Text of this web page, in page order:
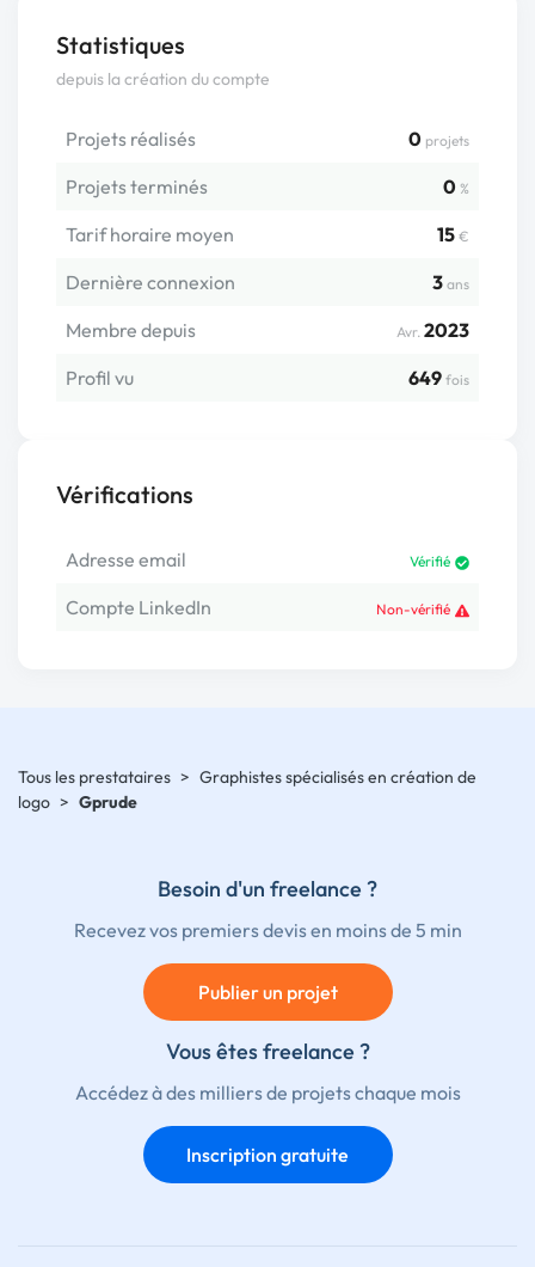
Statistiques
depuis la création du compte
Projets réalisés 0 projets
Projets terminés 0 %
Tarif horaire moyen 15 €
Dernière connexion 3 ans
Membre depuis Avr. 2023
Profil vu
649 fois
Vérifications
Adresse email Vérifié
Compte LinkedIn Non-vérifié
Tous les prestataires > Graphistes spécialisés en création de
logo > Gprude
Besoin d'un freelance ?
Recevez vos premiers devis en moins de 5 min
Publier un projet
Vous êtes freelance ?
Accédez à des milliers de projets chaque mois
Inscription gratuite